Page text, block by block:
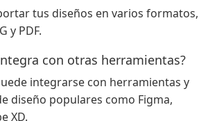
tus diseños en varios formatos,
y PDF.
con otras herramientas?
integrarse con herramientas y
diseño populares como Figma,
XD.